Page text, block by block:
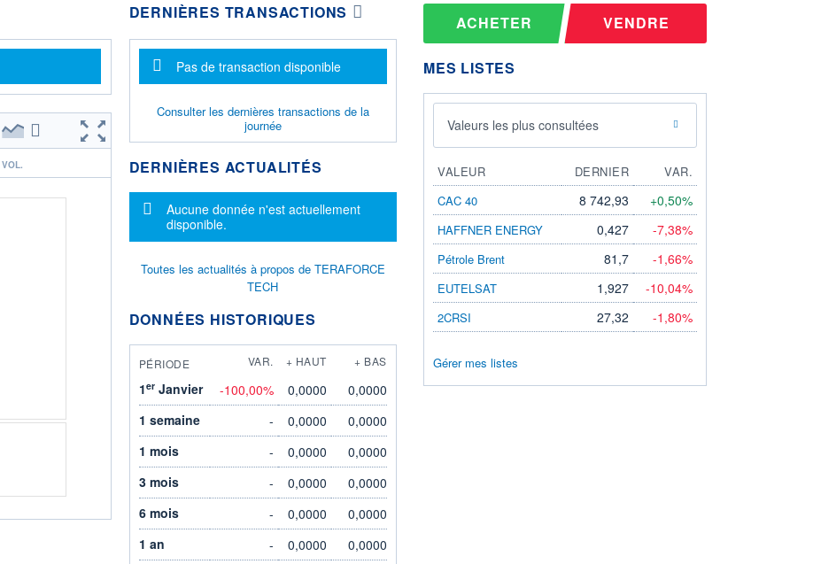
VOL.
DERNIÈRES TRANSACTIONS
Message d'information
Pas de transaction disponible
Consulter les dernières transactions de la
journée
DERNIÈRES ACTUALITÉS
Message d'information
Aucune donnée n'est actuellement
disponible.
Toutes les actualités à propos de TERAFORCE
TECH
DONNÉES HISTORIQUES
PÉRIODE VAR. + HAUT + BAS
1erJanvier -100,00% 0,0000
0,0000
1 semaine
- 0,0000
0,0000
1 mois
- 0,0000
0,0000
3 mois
- 0,0000
0,0000
6 mois
- 0,0000
0,0000
1 an
- 0,0000
0,0000
ACHETER VENDRE
MES LISTES
Valeurs les plus consultées
VALEUR DERNIER
VAR.
CAC 40
8 742,93 +0,50%
HAFFNER ENERGY 0,427 -7,38%
Pétrole Brent 81,7 -1,66%
EUTELSAT 1,927 -10,04%
2CRSI 27,32 -1,80%
Gérer mes listes